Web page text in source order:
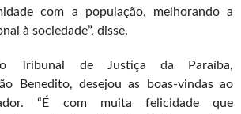
com a população, melhorando a
à sociedade”, disse.
Tribunal de Justiça da Paraíba,
Benedito, desejou as boas-vindas ao
“É com muita felicidade que